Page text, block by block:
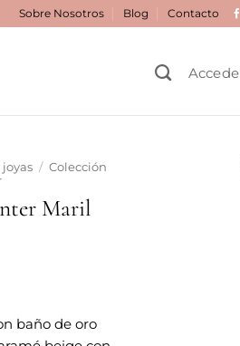
Sobre Nosotros Blog Contacto
joyas / Colección
Maril
baño de oro